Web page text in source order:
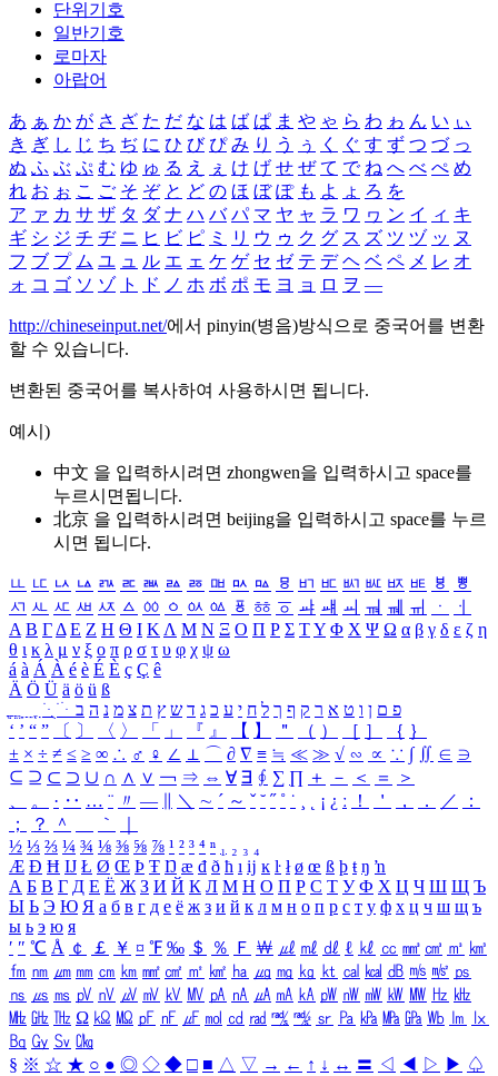
단위기호
일반기호
로마자
아랍어
あ ぁ か が さ ざ た だ な は ば ぱ ま や ゃ ら わ ゎ ん い ぃ
き ぎ し じ ち ぢ に ひ び ぴ み り う ぅ く ぐ す ず つ づ っ
ぬ ふ ぶ ぷ む ゆ ゅ る え ぇ け げ せ ぜ て で ね へ べ ぺ め
れ お ぉ こ ご そ ぞ と ど の ほ ぼ ぽ も よ ょ ろ を
ア ァ カ サ ザ タ ダ ナ ハ バ パ マ ヤ ャ ラ ワ ヮ ン イ ィ キ
ギ シ ジ チ ヂ ニ ヒ ビ ピ ミ リ ウ ゥ ク グ ス ズ ツ ヅ ッ ヌ
フ ブ プ ム ユ ュ ル エ ェ ケ ゲ セ ゼ テ デ ヘ ベ ペ メ レ オ
ォ コ ゴ ソ ゾ ト ド ノ ホ ボ ポ モ ヨ ョ ロ ヲ ―
http://chineseinput.net/에서 pinyin(병음)방식으로 중국어를 변환
할 수 있습니다.
변환된 중국어를 복사하여 사용하시면 됩니다.
예시)
中文 을 입력하시려면 zhongwen을 입력하시고 space를
누르시면됩니다.
北京 을 입력하시려면 beijing을 입력하시고 space를 누르
시면 됩니다.
ㅥ ㅦ ㅧ ㅨ ㅩ ㅪ ㅫ ㅬ ㅭ ㅮ ㅯ ㅰ ㅱ ㅲ ㅳ ㅴ ㅵ ㅶ ㅷ ㅸ
ㅹ
ㅺ ㅻ ㅼ ㅽ ㅾ ㅿ ㆀ ㆁ ㆂ ㆃ ㆄ ㆅ ㆆ ㆇ ㆈ ㆉ ㆊ ㆋ ㆌ ㆍ
ㆎ
Α Β ΓΔ Ε Ζ Η Θ Ι ΚΛ Μ Ν Ξ Ο Π Ρ Σ ΤΥ Φ Χ Ψ Ω α β γ δ ε ζ η
θ ι κ λ μ ν ξ ο π ρ σ τ υ φ χ ψ ω
á à Á À é è É È ç Ç ê
Ä Ö Ü ä ö ü ß
ִֶֹ ֻּ ׁׂ פ ם ן ו ט א ר ק ף ך ל ח י ע כ ג ד ש ץ ת צ מ נ ה ב
‘ ’ “ ” 〔 〕 〈 〉 「 」 『 』 【 】 ＂ （ ） ［ ］ ｛ ｝
± × ÷ ≠ ≤ ≥ ∞ ∴ ♂ ♀ ∠ ⊥ ⌒ ∂ ∇ ≡ ≒ ≪ ≫ √ ∽ ∝ ∵ ∫ ∬ ∈ ∋
⊆ ⊇ ⊂ ⊃ ∪ ∩ ∧ ∨ ￢ ⇒ ⇔ ∀ ∃ ∮ ∑ ∏ ＋ － ＜ ＝
＞
、
。 · ‥ … ¨ 〃 ― ＼ ∼ ´ ～ ˇ ˘ ˝ ˚ ˙ ¸ ¡ ¿ ː ！ ＇ ， ． ／
：
；
？ ＾ ｀
½ ⅓ ⅔ ¼ ¾ ⅛ ⅜ ⅝ ⅞ ¹ ² ³ ⁴ ⁿ ₁ ₂ ₃ ₄
Æ Ð Ħ Ĳ Ł Ø Œ Þ Ŧ Ŋ æ đ ð ħ ı ĳ ĸ ŀ ł ø œ ß þ ŧ ŋ ŉ
А Б В Г Д Е Ё Ж З И Й К Л М Н О П Р С Т У Ф Х Ц Ч Ш Щ Ъ
Ы Ь Э Ю Я а б в г д е ё ж з и й к л м н о п р с т у ф х ц ч ш щ ъ
ы ь э ю я
′ ″ ℃ Å ￠ ￡ ￥ ¤ ℉ ‰ ＄ ％ Ｆ ￦ ㎕ ㎖ ㎗ ℓ ㎘ ㏄ ㎣ ㎤ ㎥ ㎦
㎙ ㎚ ㎛ ㎜ ㎝ ㎞ ㎟ ㎠ ㎡ ㎢ ㏊ ㎍ ㎎ ㎏ ㏏ ㎈ ㎉ ㏈ ㎧ ㎨ ㎰
㎱ ㎲ ㎳ ㎴ ㎵ ㎶ ㎷ ㎸ ㎹ ㎀ ㎁ ㎂ ㎃ ㎄ ㎺ ㎻ ㎽ ㎾ ㎿ ㎐ ㎑
㎒ ㎓ ㎔ Ω ㏀ ㏁ ㎊ ㎋ ㎌ ㏖ ㏅ ㎭ ㎮ ㎯ ㏛ ㎩ ㎪ ㎫ ㎬ ㏝ ㏐
㏓
㏃ ㏉ ㏜ ㏆
§ ※ ☆ ★ ○ ● ◎ ◇ ◆ □ ■ △ ▽ → ← ↑ ↓ ↔ 〓 ◁ ◀ ▷ ▶ ♤